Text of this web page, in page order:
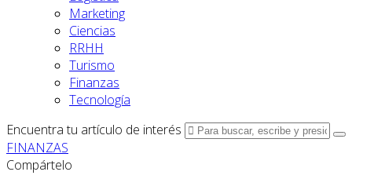
Marketing
Ciencias
RRHH
Turismo
Finanzas
Tecnología
Encuentra tu artículo de interés
FINANZAS
Compártelo